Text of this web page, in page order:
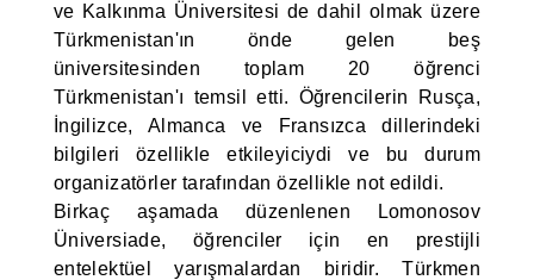
ve Kalkınma Üniversitesi de dahil olmak üzere
Türkmenistan'ın önde gelen beş
üniversitesinden toplam 20 öğrenci
Türkmenistan'ı temsil etti. Öğrencilerin Rusça,
İngilizce, Almanca ve Fransızca dillerindeki
bilgileri özellikle etkileyiciydi ve bu durum
organizatörler tarafından özellikle not edildi.
Birkaç aşamada düzenlenen Lomonosov
Üniversiade, öğrenciler için en prestijli
entelektüel yarışmalardan biridir. Türkmen